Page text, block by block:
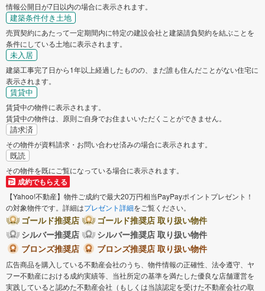
情報公開日が7日以内の場合に表示されます。
建築条件付き土地
売買契約にあたって一定期間内に特定の建設会社と建築請負契約を結ぶことを
条件にしている土地に表示されます。
未入居
建築工事完了日から1年以上経過したものの、まだ誰も住んだことがない住宅に
表示されます。
賃貸中
賃貸中の物件に表示されます。
賃貸中の物件は、原則ご自身でお住まいいただくことができません。
請求済
その物件が資料請求・お問い合わせ済みの場合に表示されます。
既読
その物件を既にご覧になっている場合に表示されます。
成約でもらえる
【Yahoo!不動産】物件ご成約で最大20万円相当PayPayポイントプレゼント！
の対象物件です。詳細はプレゼント詳細をご覧ください。
ゴールド推奨店
ゴールド推奨店 取り扱い物件
シルバー推奨店
シルバー推奨店 取り扱い物件
ブロンズ推奨店
ブロンズ推奨店 取り扱い物件
広告商品を購入している不動産会社のうち、物件情報の正確性、法令遵守、ヤ
フー不動産における成約実績等、当社所定の基準を満たした優良な店舗運営を
実践していると認めた不動産会社（もしくは当該認定を受けた不動産会社の取